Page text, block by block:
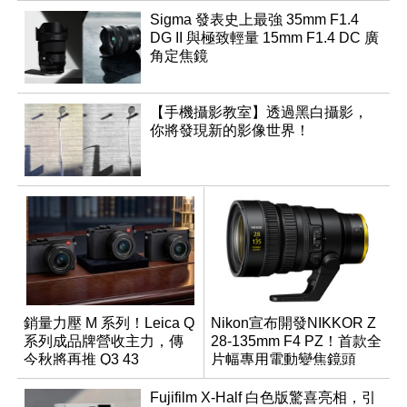
Sigma 發表史上最強 35mm F1.4
DG II 與極致輕量 15mm F1.4 DC 廣
角定焦鏡
【手機攝影教室】透過黑白攝影，
你將發現新的影像世界！
銷量力壓 M 系列！Leica Q
系列成品牌營收主力，傳
今秋將再推 Q3 43
Monochrom
Nikon宣布開發NIKKOR Z
28-135mm F4 PZ！首款全
片幅專用電動變焦鏡頭
Fujifilm X-Half 白色版驚喜亮相，引